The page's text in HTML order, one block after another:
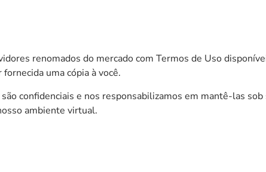
renomados do mercado com Termos de Uso
uma cópia à você.
confidenciais e nos responsabilizamos em mantê-las
ambiente virtual.